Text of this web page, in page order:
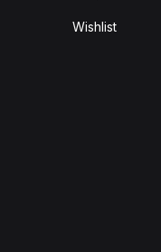
Wishlist